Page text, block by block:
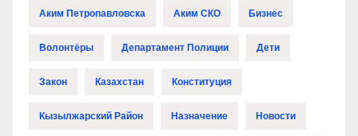
Аким Петропавловска Аким СКО Бизнес
Волонтёры Департамент Полиции Дети
Закон Казахстан Конституция
Кызылжарский Район Назначение Новости